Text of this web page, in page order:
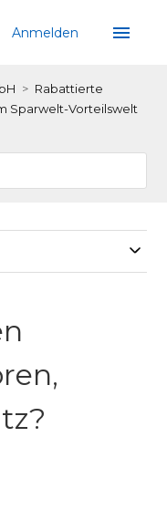
Anmelden
Rabattierte
Sparwelt-Vorteilswelt